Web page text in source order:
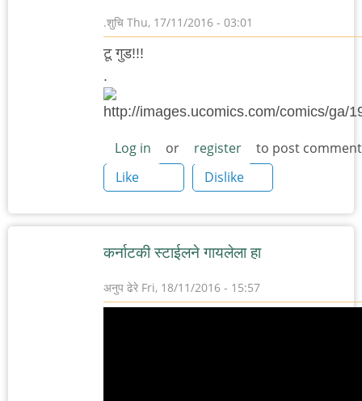
.शुचि Thu, 17/11/2016 - 03:01
टू गुड!!!
.
Log in or register
to post
Like
Dislike
कर्नाटकी स्टाईलने गायलेला हा
अनुप ढेरे Fri, 18/11/2016 - 15:57